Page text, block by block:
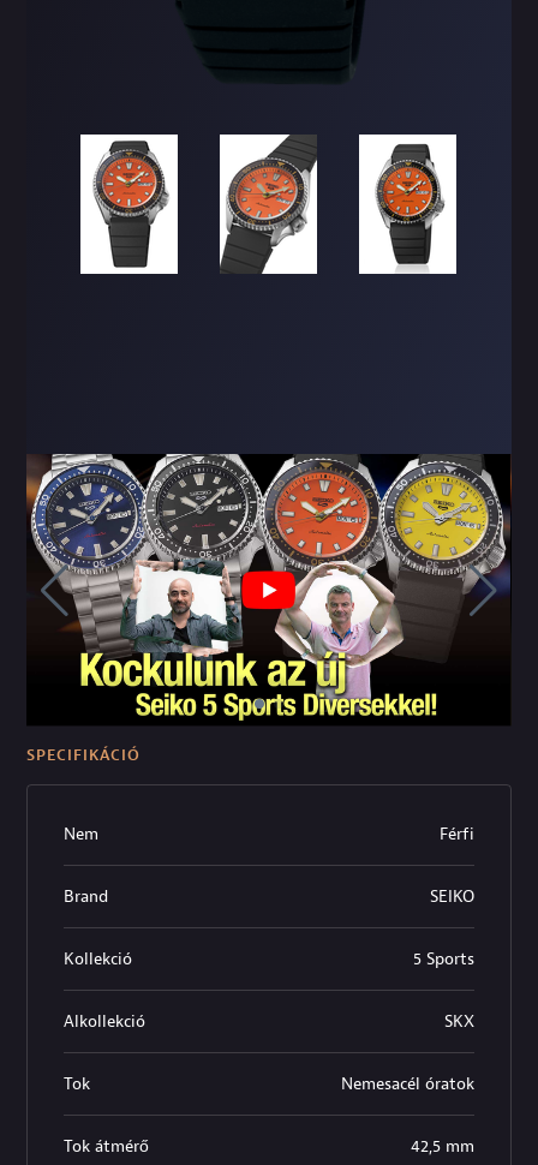
SPECIFIKÁCIÓ
Nem Férfi
Brand SEIKO
Kollekció 5 Sports
Alkollekció SKX
Tok Nemesacél óratok
Tok átmérő 42,5 mm